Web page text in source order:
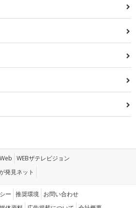
WEBザテレビジョン
発見ネット
ー 推奨環境 お問い合わせ